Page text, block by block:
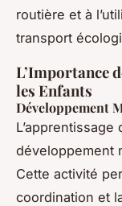
routière et à
transport
L’Importance
les Enfants
Développement
développement
Cette activité
coordination et